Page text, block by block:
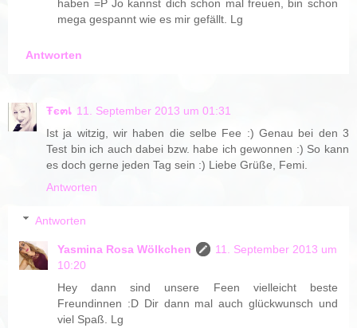
haben =P Jo kannst dich schon mal freuen, bin schon
mega gespannt wie es mir gefällt. Lg
Antworten
Ŧє๓เ 11. September 2013 um 01:31
Ist ja witzig, wir haben die selbe Fee :) Genau bei den 3
Test bin ich auch dabei bzw. habe ich gewonnen :) So kann
es doch gerne jeden Tag sein :) Liebe Grüße, Femi.
Antworten
Antworten
Yasmina Rosa Wölkchen
11. September 2013 um
10:20
Hey dann sind unsere Feen vielleicht beste
Freundinnen :D Dir dann mal auch glückwunsch und
viel Spaß. Lg